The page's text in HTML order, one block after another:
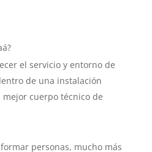
el servicio y entorno de
de una instalación
cuerpo técnico de
personas, mucho más